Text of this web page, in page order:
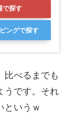
で探す
ングで探す
べるまでも
うです。それ
というｗ